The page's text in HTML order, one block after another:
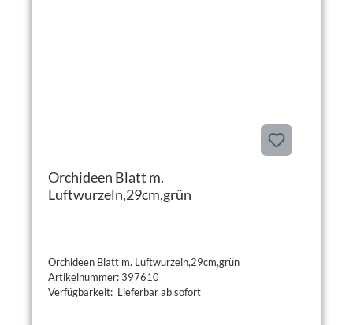
Orchideen Blatt m.
Luftwurzeln,29cm,grün
Orchideen Blatt m. Luftwurzeln,29cm,grün
Artikelnummer: 397610
Verfügbarkeit: Lieferbar ab sofort